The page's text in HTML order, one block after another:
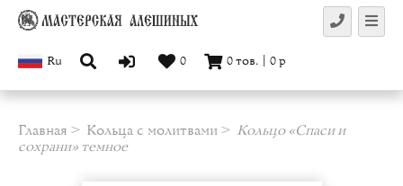
Ru 0 0тов. 0р
Главная Кольца с молитвами
Кольцо «Спаси и
сохрани» темное